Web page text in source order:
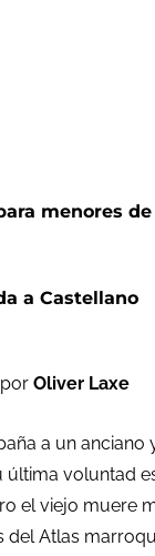
menores de
a Castellano
Oliver Laxe
a un anciano
última voluntad
el viejo muere
Atlas